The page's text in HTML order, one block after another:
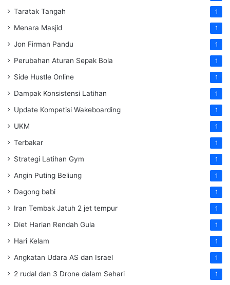
Taratak Tangah 1
Menara Masjid 1
Jon Firman Pandu 1
Perubahan Aturan Sepak Bola 1
Side Hustle Online 1
Dampak Konsistensi Latihan 1
Update Kompetisi Wakeboarding 1
UKM 1
Terbakar 1
Strategi Latihan Gym 1
Angin Puting Beliung 1
Dagong babi 1
Iran Tembak Jatuh 2 jet tempur 1
Diet Harian Rendah Gula 1
Hari Kelam 1
Angkatan Udara AS dan Israel 1
2 rudal dan 3 Drone dalam Sehari 1